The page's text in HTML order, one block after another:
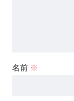
名前 ※